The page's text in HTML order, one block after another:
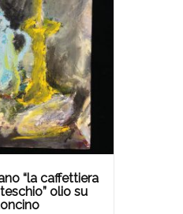
“la caffettiera
olio su